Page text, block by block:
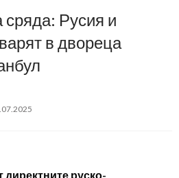
сряда: Русия и
в двореца
руско-